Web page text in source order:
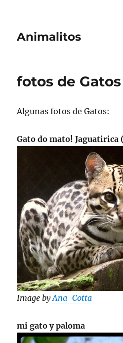
Animalitos
fotos de Gatos
Algunas fotos de Gatos:
Gato do mato! Jaguatirica
Image byAna_Cotta
mi gato y paloma